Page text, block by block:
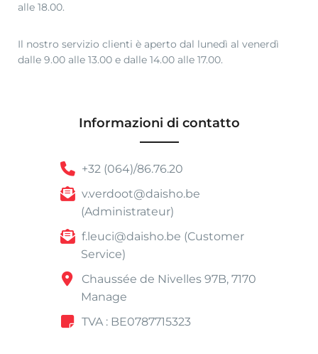
alle 18.00.
Il nostro servizio clienti è aperto dal lunedì al venerdì
dalle 9.00 alle 13.00 e dalle 14.00 alle 17.00.
Informazioni di contatto
+32 (064)/86.76.20
v.verdoot@daisho.be
(Administrateur)
f.leuci@daisho.be (Customer
Service)
Chaussée de Nivelles 97B, 7170
Manage
TVA : BE0787715323